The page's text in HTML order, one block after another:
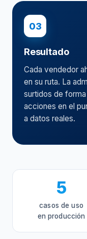
03
Resultado
Cada vendedor
en su ruta. La
surtidos de
acciones en el
a datos reales.
5
casos de uso
en producción